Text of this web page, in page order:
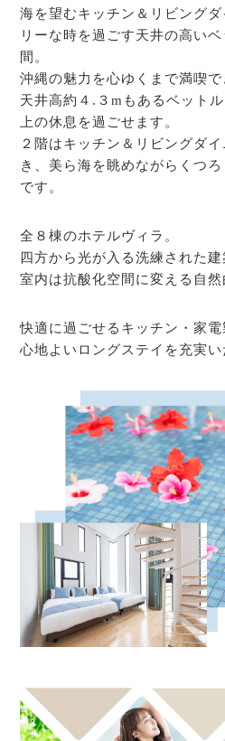
海を望むキッチン＆リビング
リーな時を過ごす天井の高い
間。
沖縄の魅力を心ゆくまで満喫で
天井高約４.３mもあるベット
上の休息を過ごせます。
２階はキッチン＆リビングダ
き、美ら海を眺めながらくつ
です。
全８棟のホテルヴィラ。
四方から光が入る洗練された建
室内は抗酸化空間に変える自然
快適に過ごせるキッチン・家電
心地よいロングステイを充実い